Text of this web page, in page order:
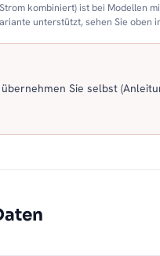
kombiniert) ist bei Modellen
unterstützt, sehen Sie oben
übernehmen Sie selbst